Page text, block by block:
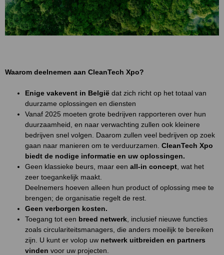
Waarom deelnemen aan CleanTech Xpo?
Enige vakevent in België dat zich richt op het totaal van
duurzame oplossingen en diensten
Vanaf 2025 moeten grote bedrijven rapporteren over hun
duurzaamheid, en naar verwachting zullen ook kleinere
bedrijven snel volgen. Daarom zullen veel bedrijven op zoek
gaan naar manieren om te verduurzamen. CleanTech Xpo
biedt de nodige informatie en uw oplossingen.
Geen klassieke beurs, maar een all-in concept , wat het
zeer toegankelijk maakt.
Deelnemers hoeven alleen hun product of oplossing mee te
brengen; de organisatie regelt de rest.
Geen verborgen kosten.
Toegang tot een breed netwerk , inclusief nieuwe functies
zoals circulariteitsmanagers, die anders moeilijk te bereiken
zijn. U kunt er volop uw netwerk uitbreiden en partners
vinden voor uw projecten.